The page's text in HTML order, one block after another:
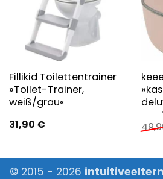
Fillikid Toilettentrainer
»Toilet-Trainer,
weiß/grau«
31,90 €
© 2015 - 2026